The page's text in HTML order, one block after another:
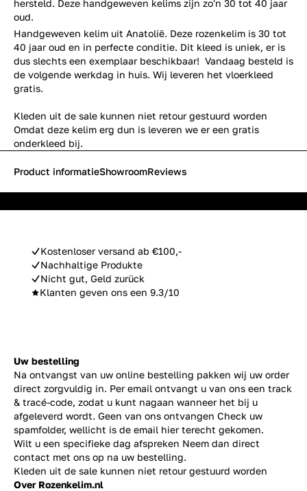
hersteld. Deze handgeweven kelims zijn zo'n 30 tot 40 jaar
oud.
Handgeweven kelim uit Anatolië. Deze rozenkelim is 30 tot
40 jaar oud en in perfecte conditie. Dit kleed is uniek, er is
dus slechts een exemplaar beschikbaar! Vandaag besteld is
de volgende werkdag in huis. Wij leveren het vloerkleed
gratis.
Kleden uit de sale kunnen niet retour gestuurd worden
Omdat deze kelim erg dun is leveren we er een gratis
onderkleed bij.
Kostenloser versand ab €100,-
Nachhaltige Produkte
Nicht gut, Geld zurück
Klanten geven ons een 9.3/10
Product informatieShowroomReviews
Uw bestelling
Na ontvangst van uw online bestelling pakken wij uw order
direct zorgvuldig in. Per email ontvangt u van ons een track
& tracé-code, zodat u kunt nagaan wanneer het bij u
afgeleverd wordt. Geen van ons ontvangen Check uw
spamfolder, wellicht is de email hier terecht gekomen.
Wilt u een specifieke dag afspreken Neem dan direct
contact met ons op na uw bestelling.
Kleden uit de sale kunnen niet retour gestuurd worden
Over Rozenkelim.nl